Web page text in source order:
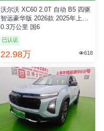
沃尔沃 XC60 2.0T 自动 B5 四驱
智远豪华版 2026款 2025年上牌
0.3万公里 国6
已认证
22.98万 618